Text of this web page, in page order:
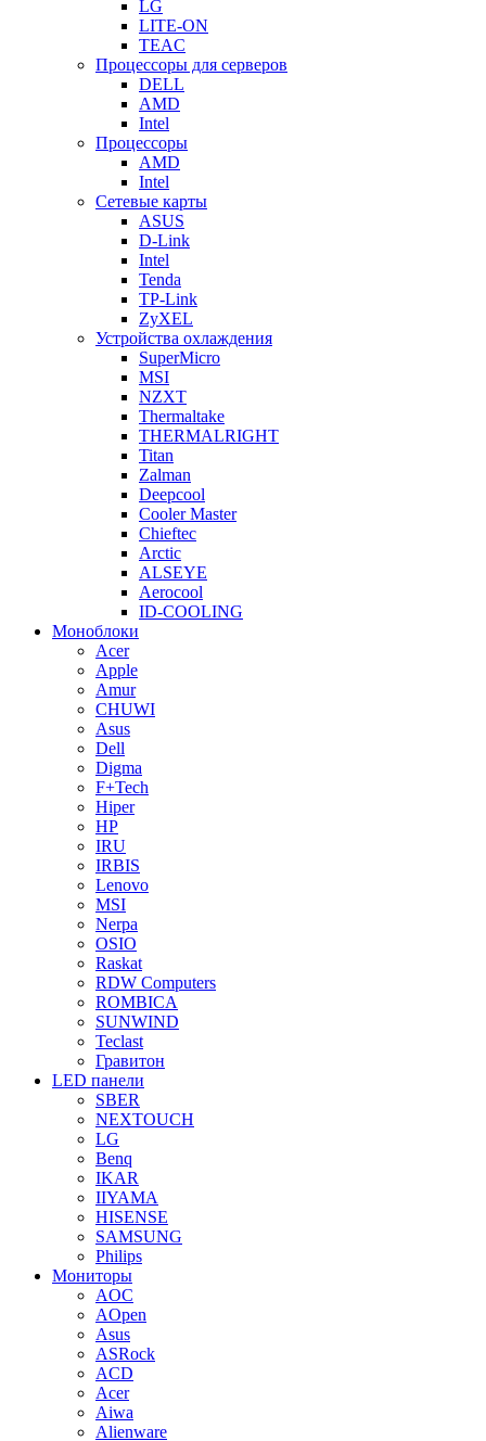
LG
LITE-ON
TEAC
Процессоры для серверов
DELL
AMD
Intel
Процессоры
AMD
Intel
Сетевые карты
ASUS
D-Link
Intel
Tenda
TP-Link
ZyXEL
Устройства охлаждения
SuperMicro
MSI
NZXT
Thermaltake
THERMALRIGHT
Titan
Zalman
Deepcool
Cooler Master
Chieftec
Arctic
ALSEYE
Aerocool
ID-COOLING
Моноблоки
Acer
Apple
Amur
CHUWI
Asus
Dell
Digma
F+Tech
Hiper
HP
IRU
IRBIS
Lenovo
MSI
Nerpa
OSIO
Raskat
RDW Computers
ROMBICA
SUNWIND
Teclast
Гравитон
LED панели
SBER
NEXTOUCH
LG
Benq
IKAR
IIYAMA
HISENSE
SAMSUNG
Philips
Мониторы
AOC
AOpen
Asus
ASRock
ACD
Acer
Aiwa
Alienware